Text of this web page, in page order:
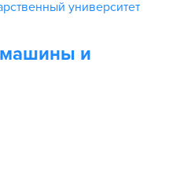
университет
машины и